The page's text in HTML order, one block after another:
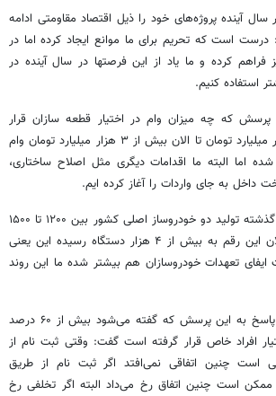
آینده پروژه‌های خود را ذیل اقتصاد مقاومتی ادامه
است که تحریم برای ما موانع ایجاد کرده اما در
فراهم کرده و ما یاد از این فرصتها در سال آینده در
استفاده کنیم.
که چه میزان وام در اختیار قطعه سازان قرار
گرفته بیان کرد: از ۴ هزار میلیارد تومان تا الان بیش از ۳ هزار میلیارد تومان وام
اما البته ما اقدامات دیگری مثل اصلاح ساختاری،
داخل به جای واردات را آغاز کرده ایم.
وی ادامه داد:در چند ماه گذشته تولید دو خودروساز اصلی کشور بین ۱۲۰۰ تا ۱۵۰۰
دستگاه در روز بود که الان این رقم به بیش از ۴ هزار دستگاه رسیده این یعنی
تعهدات خودروسازان هم بیشتر شده ما این روند
وزیر صنعت همچنین در پاسخ به این پرسش که گفته می‌شود بیش از ۶۰ درصد
افراد خاص قرار گرفته است گفت: وقتی ثبت نام از
است چنین اتفاقی نمی‌افتد اگر ثبت نام از طریق
ممکن است چنین اتفاق رخ می‌داد البته اگر تخلفی رخ